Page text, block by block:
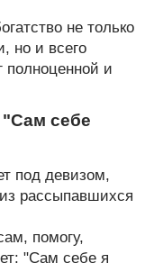
не только
но и всего
полноценной и
себе
под девизом,
рассыпавшихся
помогу,
"Сам себе я